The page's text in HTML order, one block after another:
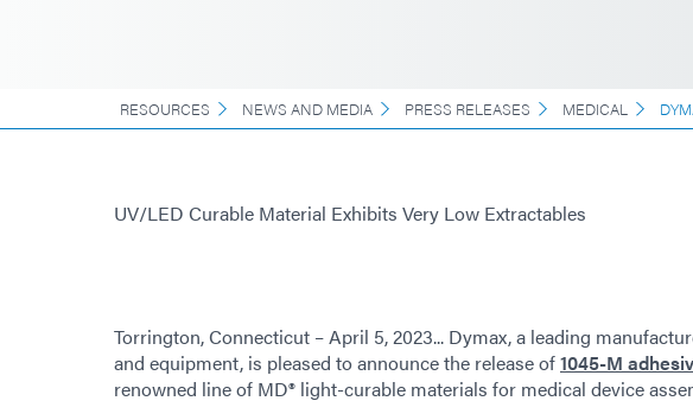
RESOURCES NEWS AND MEDIA PRESS RELEASES MEDICAL
UV/LED Curable Material Exhibits Very Low Extractables
Torrington, Connecticut – April 5, 2023... Dymax, a leading
and equipment, is pleased to announce the release of1045-M
renowned line of MD® light-curable materials for medical device